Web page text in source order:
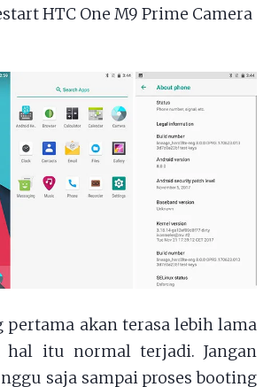
HTC One M9 Prime Camera
pertama akan terasa lebih lama
hal itu normal terjadi. Jangan
saja sampai proses booting